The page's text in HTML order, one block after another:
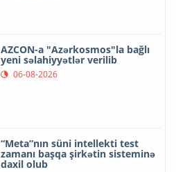
AZCON-a "Azərkosmos"la bağlı
yeni səlahiyyətlər verilib
06-08-2026
“Meta”nın süni intellekti test
zamanı başqa şirkətin sisteminə
daxil olub